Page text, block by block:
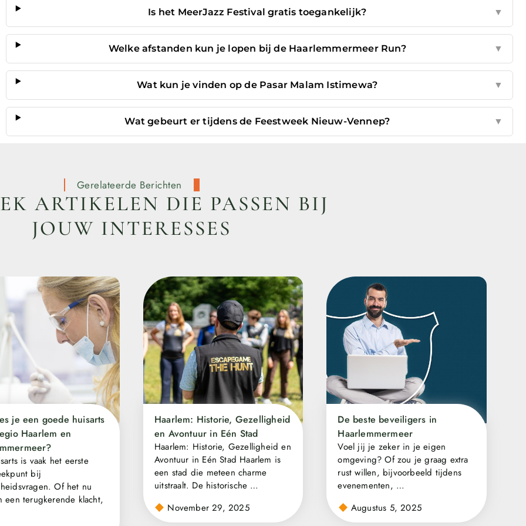
Is het MeerJazz Festival gratis toegankelijk? ▼
Welke afstanden kun je lopen bij de Haarlemmermeer Run? ▼
Wat kun je vinden op de Pasar Malam Istimewa? ▼
Wat gebeurt er tijdens de Feestweek Nieuw-Vennep? ▼
Gerelateerde Berichten
ARTIKELEN DIE PASSEN BIJ
JOUW INTERESSES
je een goede huisarts
Haarlem en
is vaak het eerste
bij
Of het nu
een terugkerende klacht,
Haarlem: Historie, Gezelligheid
en Avontuur in Eén Stad
Haarlem: Historie, Gezelligheid en
Avontuur in Eén Stad Haarlem is
een stad die meteen charme
uitstraalt. De historische …
November 29, 2025
De beste beveiligers in
Haarlemmermeer
Voel jij je zeker in je eigen
omgeving? Of zou je graag extra
rust willen, bijvoorbeeld tijdens
evenementen, …
Augustus 5, 2025